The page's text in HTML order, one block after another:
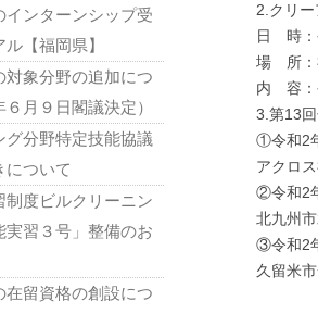
2.クリ
日 時：
場 所：
内 容：
3.第13
①令和2
アクロ
②令和2
北九州
③令和2
久留米
インターンシップ受
【福岡県】
対象分野の追加につ
月９日閣議決定）
グ分野特定技能協議
について
制度ビルクリーニン
実習３号」整備のお
在留資格の創設につ